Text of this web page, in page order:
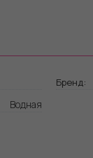
Бренд:
Водная